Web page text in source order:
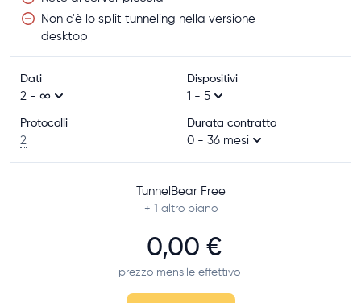
Non c'è lo split tunneling nella versione
desktop
Dati
2 - ∞
Dispositivi
1 - 5
Protocolli
2
Durata contratto
0 - 36 mesi
TunnelBear Free
+ 1 altro piano
0,00 €
prezzo mensile effettivo